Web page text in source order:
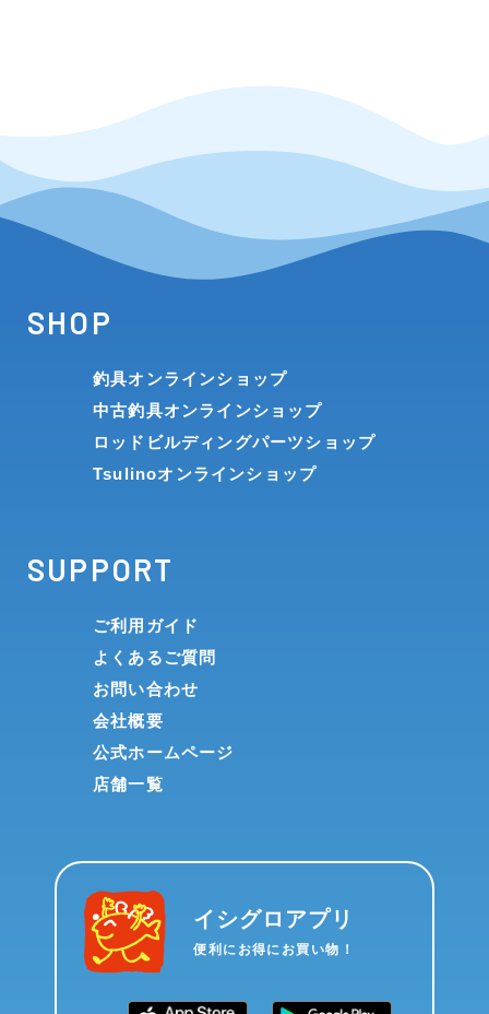
SHOP
釣具オンラインショップ
中古釣具オンラインショップ
ロッドビルディングパーツショップ
Tsulinoオンラインショップ
SUPPORT
ご利用ガイド
よくあるご質問
お問い合わせ
会社概要
公式ホームページ
店舗一覧
イシグロアプリ
便利にお得にお買い物！